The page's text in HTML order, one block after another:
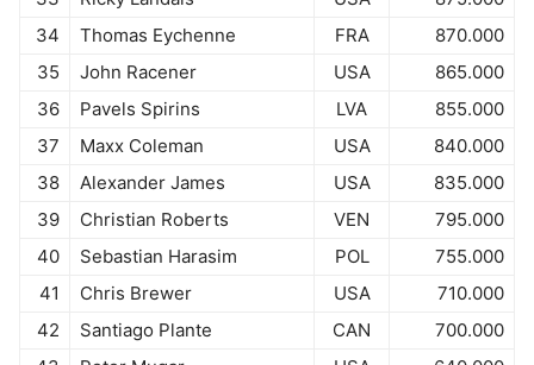
34
Thomas Eychenne FRA
870.000
35
John Racener USA
865.000
36
Pavels Spirins LVA
855.000
37
Maxx Coleman USA
840.000
38
Alexander James USA
835.000
39
Christian Roberts VEN
795.000
40
Sebastian Harasim POL
755.000
41
Chris Brewer USA
710.000
42
Santiago Plante CAN
700.000